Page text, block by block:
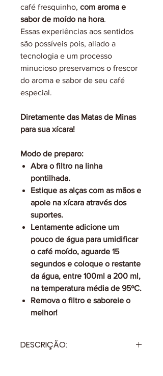
café fresquinho, com aroma e
sabor de moído na hora.
Essas experiências aos sentidos
são possíveis pois, aliado a
tecnologia e um processo
minucioso preservamos o frescor
do aroma e sabor de seu café
especial.
Diretamente das Matas de Minas
para sua xícara!
Modo de preparo:
Abra o filtro na linha
pontilhada.
Estique as alças com as mãos e
apoie na xícara através dos
suportes.
Lentamente adicione um
pouco de água para umidificar
o café moído, aguarde 15
segundos e coloque o restante
da água, entre 100ml a 200 ml,
na temperatura média de 95ºC.
Remova o filtro e saboreie o
melhor!
DESCRIÇÃO: